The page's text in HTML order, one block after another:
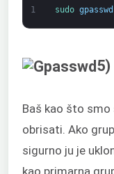
1 sudo gpasswd
5)
Baš kao što
obrisati. Ako
sigurno ju je